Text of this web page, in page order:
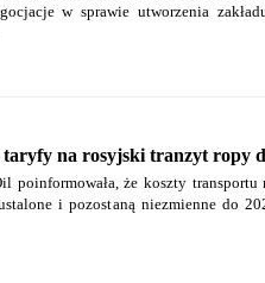
w sprawie utworzenia
na rosyjski tranzyt ropy
poinformowała, że koszty
i pozostaną niezmienne do